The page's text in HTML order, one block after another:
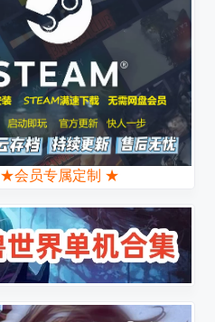
★会员专属定制 ★